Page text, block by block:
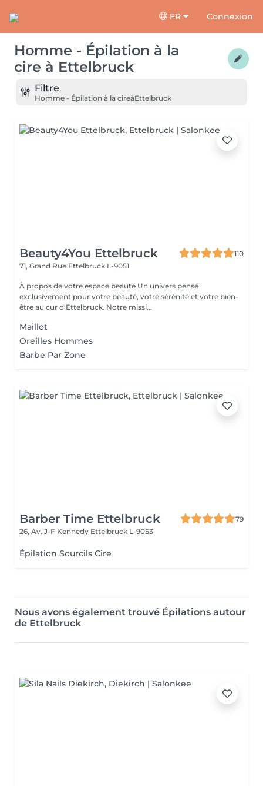
FR Connexion
Homme - Épilation à la
cire à Ettelbruck
Filtre
Homme - Épilation à la cireàEttelbruck
Beauty4You Ettelbruck
110
71, Grand Rue Ettelbruck L-9051
À propos de votre espace beauté Un univers pensé
exclusivement pour votre beauté, votre sérénité et votre bien-
être au cur d'Ettelbruck. Notre missi...
Maillot
Oreilles Hommes
Barbe Par Zone
Barber Time Ettelbruck
79
26, Av. J-F Kennedy Ettelbruck L-9053
Épilation Sourcils Cire
Nous avons également trouvé Épilations autour
de Ettelbruck